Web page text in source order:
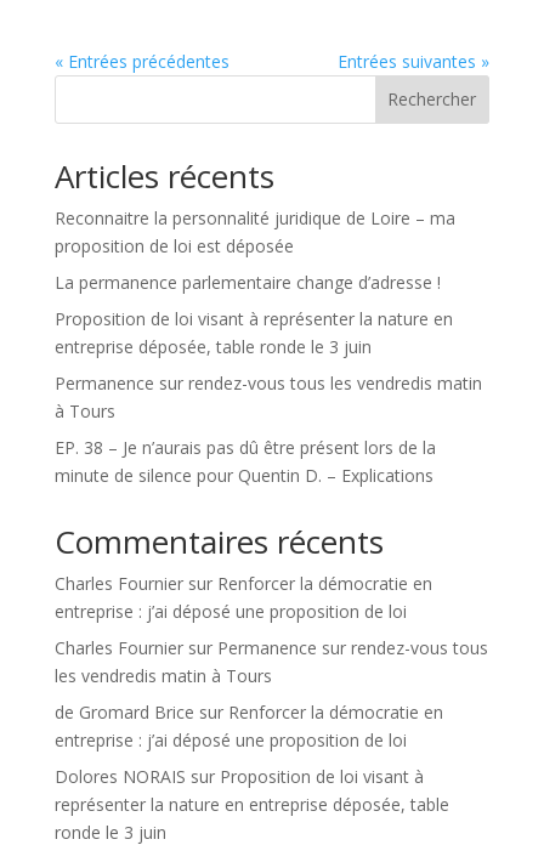
« Entrées précédentes
Entrées suivantes »
Rechercher
Articles récents
Reconnaitre la personnalité juridique de Loire – ma
proposition de loi est déposée
La permanence parlementaire change d’adresse !
Proposition de loi visant à représenter la nature en
entreprise déposée, table ronde le 3 juin
Permanence sur rendez-vous tous les vendredis matin
à Tours
EP. 38 – Je n’aurais pas dû être présent lors de la
minute de silence pour Quentin D. – Explications
Commentaires récents
Charles Fourniersur Renforcer la démocratie en
entreprise : j’ai déposé une proposition de loi
Charles Fourniersur Permanence sur rendez-vous tous
les vendredis matin à Tours
de Gromard Brice sur Renforcer la démocratie en
entreprise : j’ai déposé une proposition de loi
Dolores NORAIS sur Proposition de loi visant à
représenter la nature en entreprise déposée, table
ronde le 3 juin